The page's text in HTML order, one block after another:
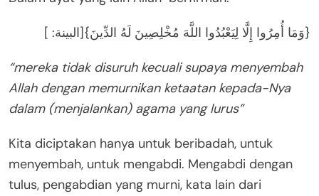
{وَمَا أُمِرُوا إِلَّا لِيَعْبُدُوا اللَّهَ مُخْلِصِينَ لَهُ الدِّينَ}[البينة: ]
“mereka tidak disuruh kecuali supaya menyembah
Allah dengan memurnikan ketaatan kepada-Nya
dalam (menjalankan) agama yang lurus”
Kita diciptakan hanya untuk beribadah, untuk
menyembah, untuk mengabdi. Mengabdi dengan
tulus, pengabdian yang murni, kata lain dari